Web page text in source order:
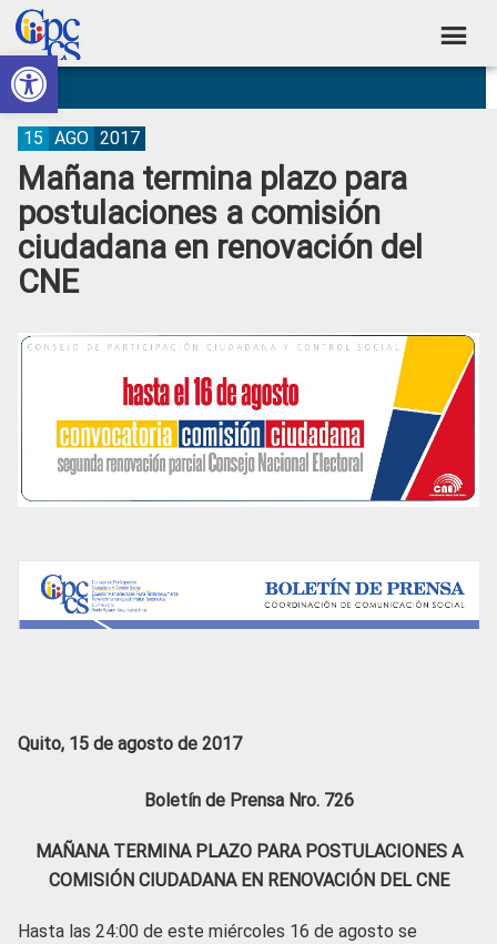
Abrir barra de herramientas
Skip
to
primary
navigation
Skip
to
main
content
Skip
to
primary
sidebar
Skip
to
footer
Consejo
de
Participación
Ciudadana
Control
Social
Construyendo
Poder
Ciudadano
Mañana termina plazo para
postulaciones a comisión
ciudadana en renovación del
CNE
15 AGO 2017
Quito, 15 de agosto de 2017
Boletín de Prensa Nro. 726
MAÑANA TERMINA PLAZO PARA POSTULACIONES A
COMISIÓN CIUDADANA EN RENOVACIÓN DEL CNE
Hasta las 24:00 de este miércoles 16 de agosto se